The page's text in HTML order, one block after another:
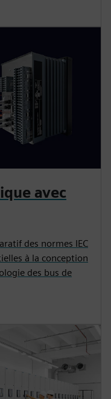
avec
des normes IEC
à la conception
des bus de